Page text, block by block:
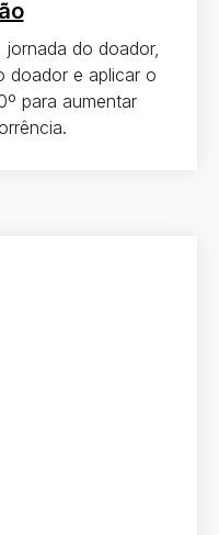
do doador,
doador e aplicar o
para aumentar